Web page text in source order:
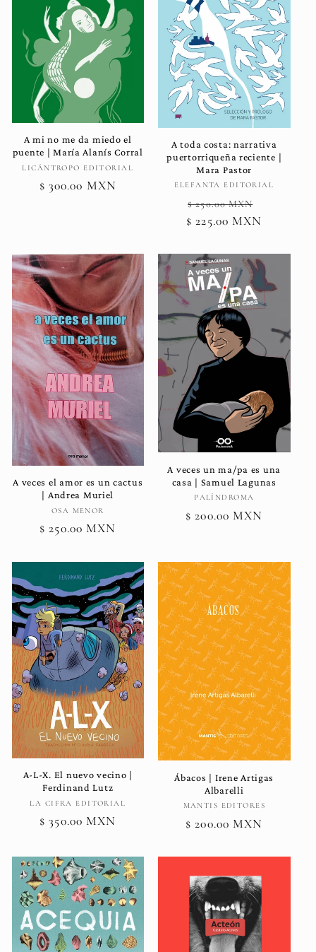
A mi no me da miedo el
puente | María Alanís Corral
Proveedor:
LICÁNTROPO EDITORIAL
Precio
$ 300.00 MXN
A toda costa: narrativa
puertorriqueña reciente |
Mara Pastor
Proveedor:
ELEFANTA EDITORIAL
Precio
habitual
$ 250.00 MXN
de
$ 225.00 MXN
A veces el amor es un cactus
| Andrea Muriel
Proveedor:
OSA MENOR
Precio
$ 250.00 MXN
A veces un ma/pa es una
casa | Samuel Lagunas
Proveedor:
PALÍNDROMA
Precio
$ 200.00 MXN
A-L-X. El nuevo vecino |
Ferdinand Lutz
Proveedor:
LA CIFRA EDITORIAL
Precio
$ 350.00 MXN
Ábacos | Irene Artigas
Albarelli
Proveedor:
MANTIS EDITORES
Precio
$ 200.00 MXN